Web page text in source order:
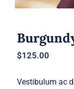
$125.00
Vestibulum ac